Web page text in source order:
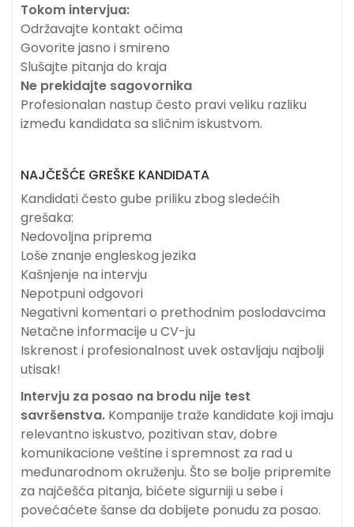
Tokom intervjua:
Održavajte kontakt očima
Govorite jasno i smireno
Slušajte pitanja do kraja
Ne prekidajte sagovornika
Profesionalan nastup često pravi veliku razliku
između kandidata sa sličnim iskustvom.
NAJČEŠĆE GREŠKE KANDIDATA
Kandidati često gube priliku zbog sledećih
grešaka:
Nedovoljna priprema
Loše znanje engleskog jezika
Kašnjenje na intervju
Nepotpuni odgovori
Negativni komentari o prethodnim poslodavcima
Netačne informacije u CV-ju
Iskrenost i profesionalnost uvek ostavljaju najbolji
utisak!
Intervju za posao na brodu nije test
savršenstva. Kompanije traže kandidate koji imaju
relevantno iskustvo, pozitivan stav, dobre
komunikacione veštine i spremnost za rad u
međunarodnom okruženju. Što se bolje pripremite
za najčešća pitanja, bićete sigurniji u sebe i
povećaćete šanse da dobijete ponudu za posao.